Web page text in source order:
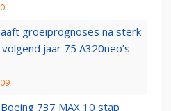
groeiprognoses na sterk
jaar 75 A320neo’s
737 MAX 10 stap